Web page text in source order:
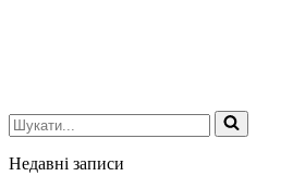
Шукати...
Недавні записи